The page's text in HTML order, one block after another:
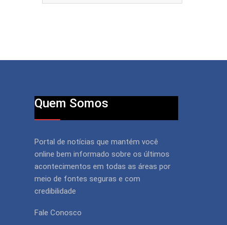
Quem Somos
Portal de notícias que mantém você
online bem informado sobre os últimos
acontecimentos em todas as áreas por
meio de fontes seguras e com
credibilidade
Fale Conosco